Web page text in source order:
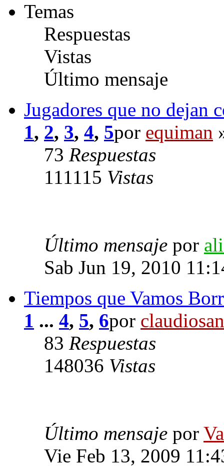
Temas
Respuestas
Vistas
Último mensaje
Jugadores que no dejan
1, 2, 3, 4, 5por equiman
73 Respuestas
111115 Vistas
Último mensaje por
Sab Jun 19, 2010
Tiempos que Vamos
1 ... 4, 5, 6por claudiosan
83 Respuestas
148036 Vistas
Último mensaje por
Vie Feb 13, 2009